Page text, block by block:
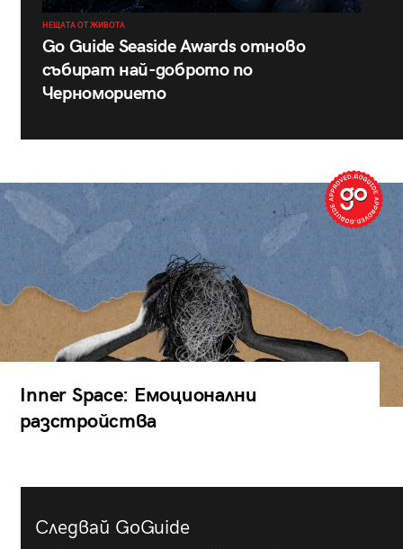
НЕЩАТА ОТ ЖИВОТА
Go Guide Seaside Awards отново
събират най-доброто по
Черноморието
Inner Space: Емоционални
разстройства
Следвай GoGuide